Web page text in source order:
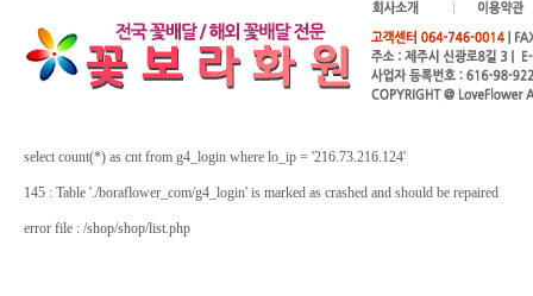
select count(*) as cnt from g4_login where lo_ip = '216.73.216.124'
145 : Table './boraflower_com/g4_login' is marked as crashed and should be repaired
error file : /shop/shop/list.php